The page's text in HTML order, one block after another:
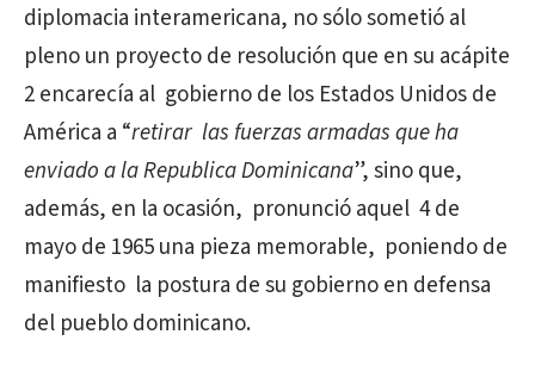
diplomacia interamericana, no sólo sometió al
pleno un proyecto de resolución que en su acápite
2 encarecía al gobierno de los Estados Unidos de
América a “retirar las fuerzas armadas que ha
enviado a la Republica Dominicana”, sino que,
además, en la ocasión, pronunció aquel 4 de
mayo de 1965 una pieza memorable, poniendo de
manifiesto la postura de su gobierno en defensa
del pueblo dominicano.